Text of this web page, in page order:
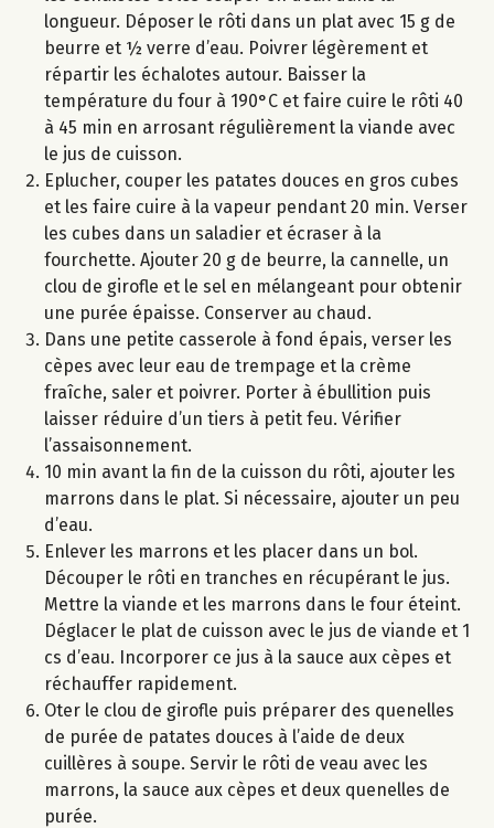
longueur. Déposer le rôti dans un plat avec 15 g de
beurre et ½ verre d’eau. Poivrer légèrement et
répartir les échalotes autour. Baisser la
température du four à 190°C et faire cuire le rôti 40
à 45 min en arrosant régulièrement la viande avec
le jus de cuisson.
Eplucher, couper les patates douces en gros cubes
et les faire cuire à la vapeur pendant 20 min. Verser
les cubes dans un saladier et écraser à la
fourchette. Ajouter 20 g de beurre, la cannelle, un
clou de girofle et le sel en mélangeant pour obtenir
une purée épaisse. Conserver au chaud.
Dans une petite casserole à fond épais, verser les
cèpes avec leur eau de trempage et la crème
fraîche, saler et poivrer. Porter à ébullition puis
laisser réduire d’un tiers à petit feu. Vérifier
l’assaisonnement.
10 min avant la fin de la cuisson du rôti, ajouter les
marrons dans le plat. Si nécessaire, ajouter un peu
d’eau.
Enlever les marrons et les placer dans un bol.
Découper le rôti en tranches en récupérant le jus.
Mettre la viande et les marrons dans le four éteint.
Déglacer le plat de cuisson avec le jus de viande et 1
cs d’eau. Incorporer ce jus à la sauce aux cèpes et
réchauffer rapidement.
Oter le clou de girofle puis préparer des quenelles
de purée de patates douces à l’aide de deux
cuillères à soupe. Servir le rôti de veau avec les
marrons, la sauce aux cèpes et deux quenelles de
purée.